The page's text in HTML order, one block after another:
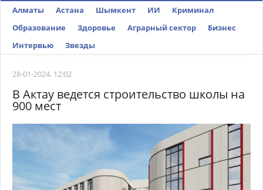
Алматы Астана Шымкент ИИ
Криминал
Образование
Здоровье Аграрный сектор
Бизнес
Интервью
Звезды
28-01-2024, 12:02
В Актау ведется строительство школы на
900 мест